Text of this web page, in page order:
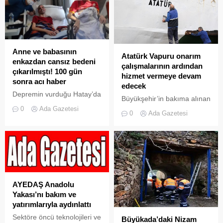
kapsamda seyirlerine
başlayan Savarona, Adalar
açıklarında vatandaşların
kameraları tarafından
görüntülendi. Savarona’ya
TCG İstanbul (F-515),
MİLGEM projesinin ikinci
aşaması olan İstif sınıfı
Geçtğimiz Mart ayında...
Anne ve babasının
enkazdan cansız bedeni
çıkarılmıştı! 100 gün
sonra acı haber
Depremin vurduğu Hatay’da
evin enkazından 7. günde
Fakıoğlu, aylar süren
yaşam mücadelesini
kaybetti.
0 Ada Gazetesi
Atatürk Vapuru onarım
çalışmalarının ardından
hizmet vermeye devam
edecek
Büyükşehir’in bakıma alınan
çalışmalarının
İzmit Körfezinde hizmet
vermeye devam edecek
Kocaeli Büyükşehir
Belediyesi Ulaşım Dairesi
Başkanlığı Deniz Ulaşım
Şube Müdürlüğü
bünyesinde İzmit
Körfezi’nde görev yapmakta
bulunan iki adet yolcu
0 Ada Gazetesi
AYEDAŞ Anadolu
Yakası’nı bakım ve
yatırımlarıyla aydınlattı
Sektöre öncü teknolojileri ve
Büyükada’daki Nizam